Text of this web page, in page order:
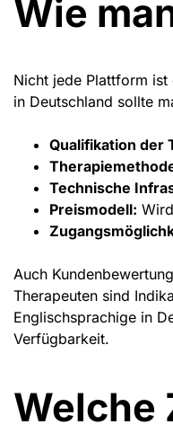
Wie
Nicht jede Plattform
in Deutschland sollte
Qualifikation der
Technische
Preismodell:
Auch
Therapeuten sind
Englischsprachige in
Verfügbarkeit.
Welche